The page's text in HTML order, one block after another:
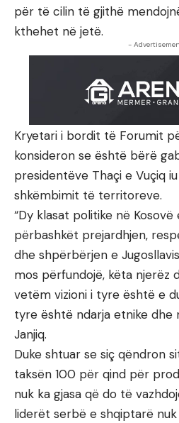
për të cilin të gjithë
kthehet në jetë.
-
Kryetari i bordit të Forumit
konsideron se është bërë
presidentëve Thaçi e Vuçiq
shkëmbimit të territoreve.
“Dy klasat politike në
përbashkët prejardhjen,
dhe shpërbërjen e
mos përfundojë, këta njerëz
vetëm vizioni i tyre është e
tyre është ndarja etnike dhe
Janjiq.
Duke shtuar se siç qëndron
taksën 100 për qind për
nuk ka gjasa që do të
liderët serbë e shqiptarë